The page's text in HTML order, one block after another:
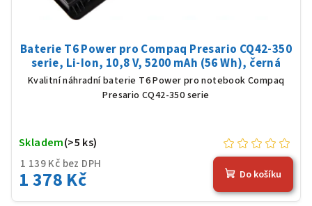
Baterie T6 Power pro Compaq Presario CQ42-350
serie, Li-Ion, 10,8 V, 5200 mAh (56 Wh), černá
Kvalitní náhradní baterie T6 Power pro notebook Compaq
Presario CQ42-350 serie
1 139 Kč bez DPH
1 378 Kč
Skladem(>5 ks)
Do košíku